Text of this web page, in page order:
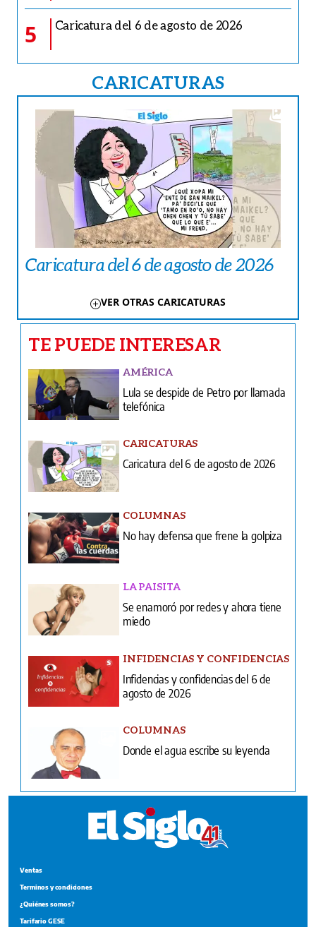
5 Caricatura del 6 de agosto de 2026
CARICATURAS
Caricatura del 6 de agosto de 2026
VER OTRAS CARICATURAS
TE PUEDE INTERESAR
AMÉRICA
Lula se despide de Petro por llamada
telefónica
CARICATURAS
Caricatura del 6 de agosto de 2026
COLUMNAS
No hay defensa que frene la golpiza
LA PAISITA
Se enamoró por redes y ahora tiene
miedo
INFIDENCIAS Y CONFIDENCIAS
Infidencias y confidencias del 6 de
agosto de 2026
COLUMNAS
Donde el agua escribe su leyenda
Ventas
Terminos y condiciones
¿Quiénes somos?
Tarifario GESE